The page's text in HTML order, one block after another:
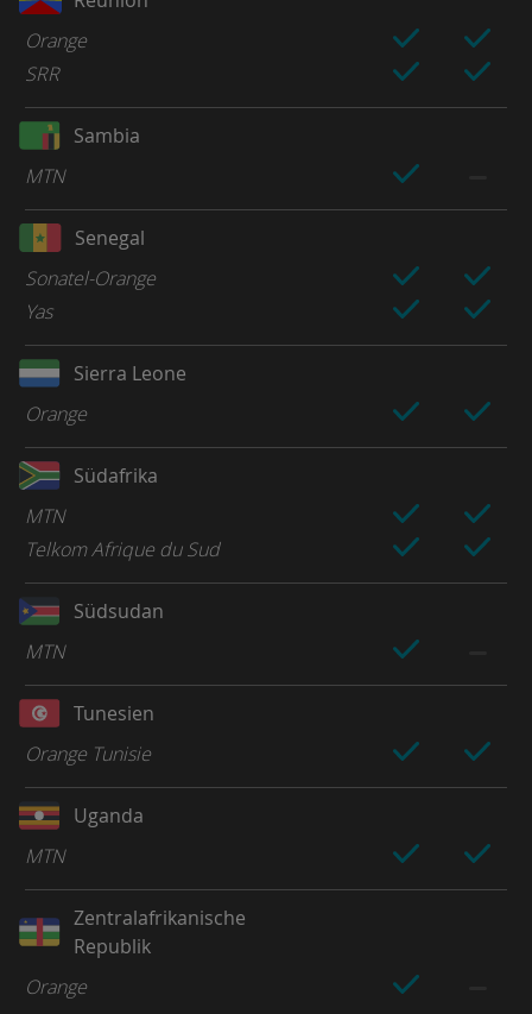
Orange
SRR
Sambia
MTN
Senegal
Sonatel-Orange
Yas
Sierra Leone
Orange
Südafrika
MTN
Telkom Afrique du Sud
Südsudan
MTN
Tunesien
Orange Tunisie
Uganda
MTN
Zentralafrikanische
Republik
Orange